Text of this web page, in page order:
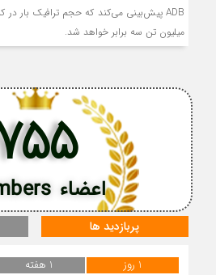
میلیون تن سه برابر خواهد شد.
اعضاء Members
پربازدید ها
1 روز 1 هفته